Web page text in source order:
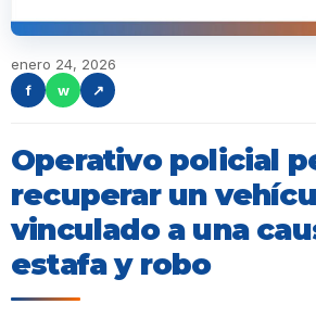
enero 24, 2026
f
w ↗
Operativo policial
recuperar un
vinculado a una
estafa y robo